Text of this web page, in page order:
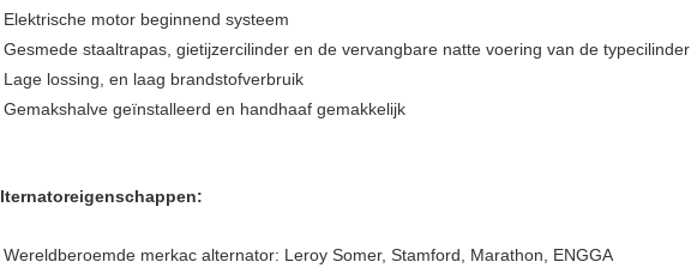
Elektrische motor beginnend systeem
Gesmede staaltrapas, gietijzercilinder en de vervangbare natte voering van de typecilinder
Lage lossing, en laag brandstofverbruik
Gemakshalve geïnstalleerd en handhaaf gemakkelijk
Wereldberoemde merkac alternator: Leroy Somer, Stamford, Marathon, ENGGA